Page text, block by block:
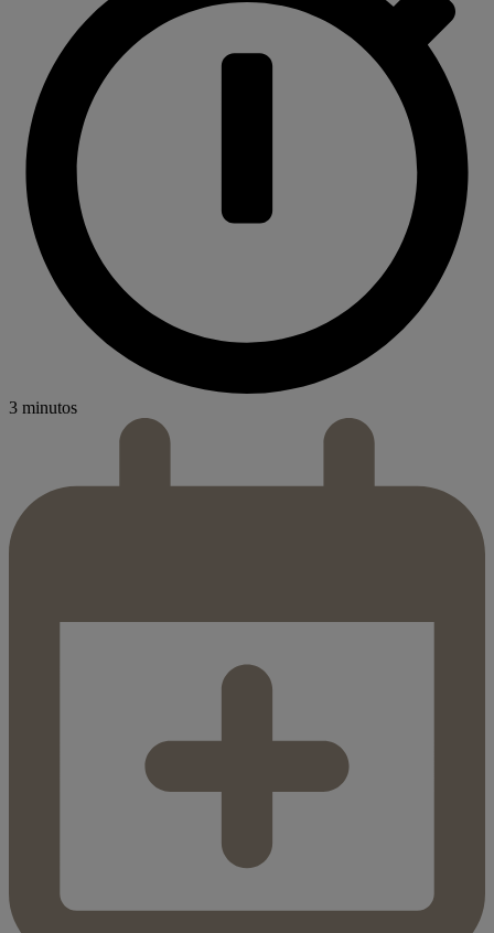
3 minutos